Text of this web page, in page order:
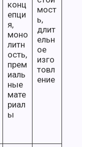
конц
епци
я,
моно
литн
ость,
прем
иаль
ные
мате
риал
ы
мост
ь,
длит
ельн
ое
изго
товл
ение